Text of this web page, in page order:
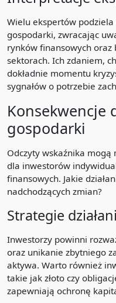
Wielu ekspertów
gospodarki, zwracając
rynków finansowych
sektorach. Ich zdaniem,
dokładnie momentu
sygnałów o potrzebie
Konsekwencje
gospodarki
Odczyty wskaźnika
dla inwestorów
finansowych. Jakie
nadchodzących zmian?
Strategie
Inwestorzy powinni
oraz unikanie zbytniego
aktywa. Warto również
takie jak złoto czy
zapewniają ochronę